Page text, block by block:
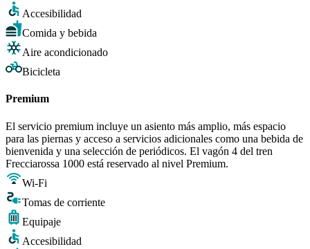
Accesibilidad
Comida y bebida
Aire acondicionado
Bicicleta
Premium
El servicio premium incluye un asiento más amplio, más espacio
para las piernas y acceso a servicios adicionales como una bebida de
bienvenida y una selección de periódicos. El vagón 4 del tren
Frecciarossa 1000 está reservado al nivel Premium.
Wi-Fi
Tomas de corriente
Equipaje
Accesibilidad